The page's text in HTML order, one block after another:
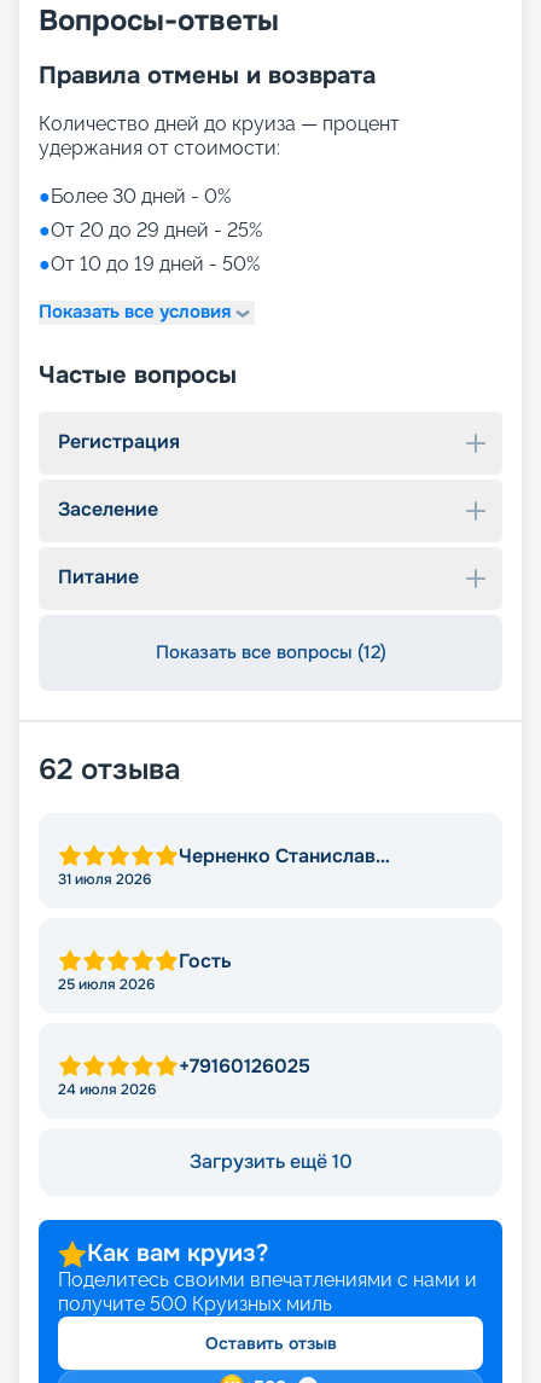
Вопросы-ответы
Правила отмены и возврата
Количество дней до круиза — процент
удержания от стоимости:
●Более 30 дней - 0%
●От 20 до 29 дней - 25%
●От 10 до 19 дней - 50%
Показать все условия
Частые вопросы
Регистрация
Заселение
Питание
Показать все вопросы (12)
62 отзыва
Черненко Станислав
Викторович
31 июля 2026
Гость
25 июля 2026
+79160126025
24 июля 2026
Загрузить ещё 10
Как вам круиз?
Поделитесь своими впечатлениями с нами и
получите 500 Круизных миль
Оставить отзыв